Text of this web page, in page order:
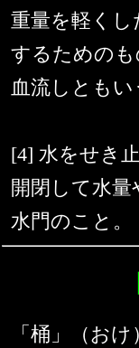
重量を軽くし
するためのも
血流しともい
[4] 水をせき
開閉して水量
水門のこと。
「桶」（お